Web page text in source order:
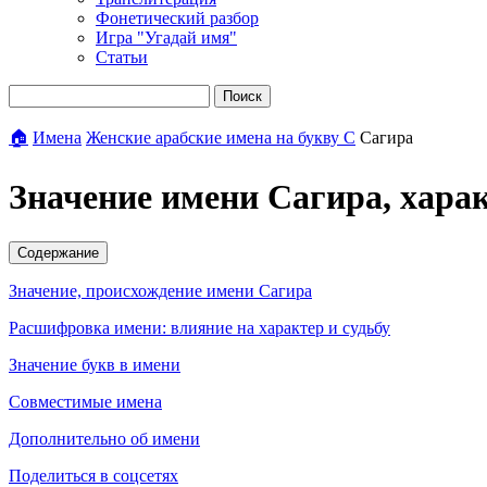
Фонетический разбор
Игра "Угадай имя"
Статьи
Поиск
🏠 Имена Женские арабские имена на букву С Сагира
Значение имени Сагира,
Содержание
Значение, происхождение имени Сагира
Расшифровка имени: влияние на характер и судьбу
Значение букв в имени
Совместимые имена
Дополнительно об имени
Поделиться в соцсетях